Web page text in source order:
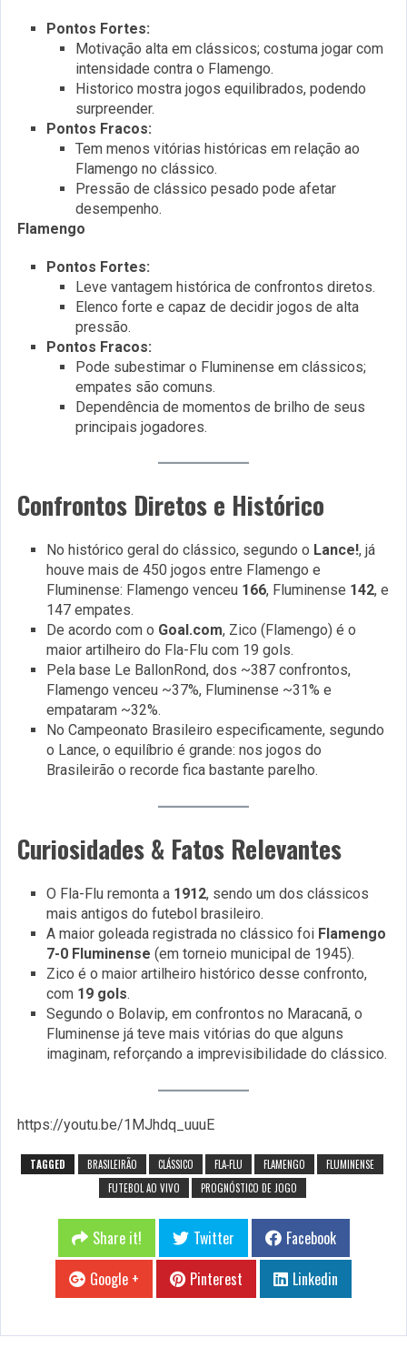
Pontos Fortes:
Motivação alta em clássicos; costuma jogar com
intensidade contra o Flamengo.
Historico mostra jogos equilibrados, podendo
surpreender.
Pontos Fracos:
Tem menos vitórias históricas em relação ao
Flamengo no clássico.
Pressão de clássico pesado pode afetar
desempenho.
Flamengo
Pontos Fortes:
Leve vantagem histórica de confrontos diretos.
Elenco forte e capaz de decidir jogos de alta
pressão.
Pontos Fracos:
Pode subestimar o Fluminense em clássicos;
empates são comuns.
Dependência de momentos de brilho de seus
principais jogadores.
Confrontos Diretos e Histórico
No histórico geral do clássico, segundo o Lance!, já
houve mais de 450 jogos entre Flamengo e
Fluminense: Flamengo venceu 166, Fluminense 142, e
147 empates.
De acordo com o Goal.com, Zico (Flamengo) é o
maior artilheiro do Fla-Flu com 19 gols.
Pela base Le BallonRond, dos ~387 confrontos,
Flamengo venceu ~37%, Fluminense ~31% e
empataram ~32%.
No Campeonato Brasileiro especificamente, segundo
o Lance, o equilíbrio é grande: nos jogos do
Brasileirão o recorde fica bastante parelho.
Curiosidades & Fatos Relevantes
O Fla-Flu remonta a 1912, sendo um dos clássicos
mais antigos do futebol brasileiro.
A maior goleada registrada no clássico foi Flamengo
7-0 Fluminense (em torneio municipal de 1945).
Zico é o maior artilheiro histórico desse confronto,
com 19 gols.
Segundo o Bolavip, em confrontos no Maracanã, o
Fluminense já teve mais vitórias do que alguns
imaginam, reforçando a imprevisibilidade do clássico.
https://youtu.be/1MJhdq_uuuE
TAGGED BRASILEIRÃO CLÁSSICO FLA-FLU FLAMENGO
FLUMINENSE
FUTEBOL AO VIVO
PROGNÓSTICO DE JOGO
Share it! Twitter
Facebook
Google +
Pinterest Linkedin